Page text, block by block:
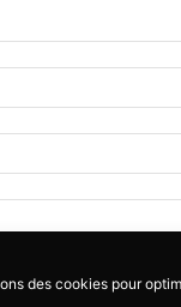
des cookies pour